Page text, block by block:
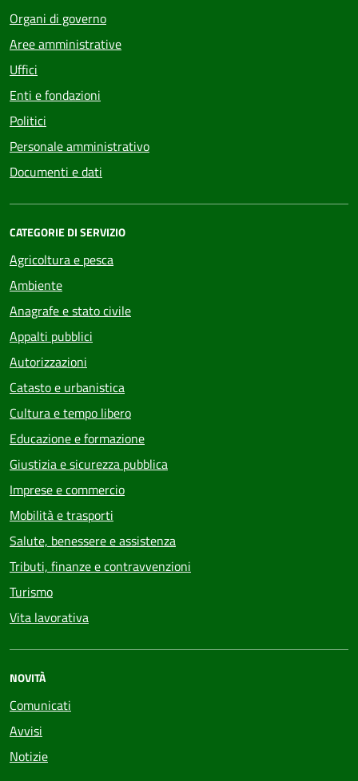
Organi di governo
Aree amministrative
Uffici
Enti e fondazioni
Politici
Personale amministrativo
Documenti e dati
CATEGORIE DI SERVIZIO
Agricoltura e pesca
Ambiente
Anagrafe e stato civile
Appalti pubblici
Autorizzazioni
Catasto e urbanistica
Cultura e tempo libero
Educazione e formazione
Giustizia e sicurezza pubblica
Imprese e commercio
Mobilità e trasporti
Salute, benessere e assistenza
Tributi, finanze e contravvenzioni
Turismo
Vita lavorativa
NOVITÀ
Comunicati
Avvisi
Notizie